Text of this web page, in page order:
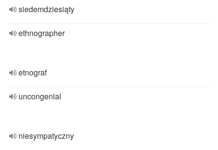
siedemdziesiąty
ethnographer
etnograf
uncongenial
niesympatyczny